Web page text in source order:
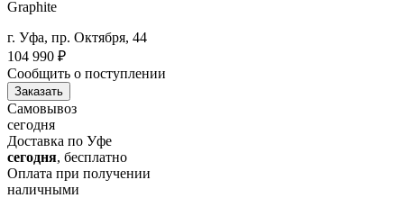
Graphite
г. Уфа, пр. Октября, 44
104 990 ₽
Сообщить о поступлении
Заказать
Самовывоз
сегодня
Доставка по Уфе
сегодня, бесплатно
Оплата при получении
наличными